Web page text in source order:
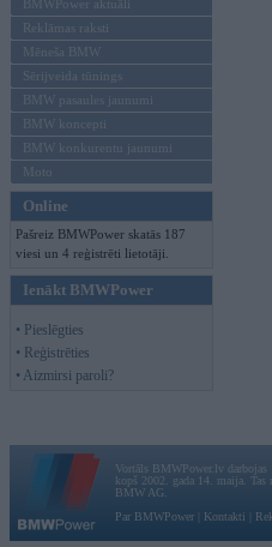
BMWPower aktuāli
Reklāmas raksti
Mēneša BMW
Sērijveida tūnings
BMW pasaules jaunumi
BMW koncepti
BMW konkurentu jaunumi
Moto
Online
Pašreiz BMWPower skatās 187
viesi un 4 reģistrēti lietotāji.
Ienākt BMWPower
• Pieslēgties
• Reģistrēties
• Aizmirsi paroli?
Vortāls BMWPower.lv darbojas
kopš 2002. gada 14. maija.
BMW AG.
Par BMWPower
Kontakti